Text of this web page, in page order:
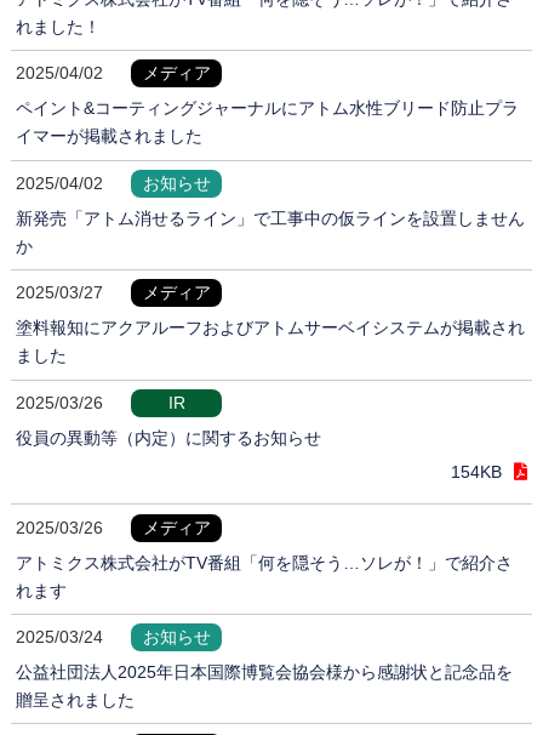
れました！
2025/04/02
メディア
ペイント&コーティングジャーナルにアトム水性ブリード防止プラ
イマーが掲載されました
2025/04/02
お知らせ
新発売「アトム消せるライン」で工事中の仮ラインを設置しません
か
2025/03/27
メディア
塗料報知にアクアルーフおよびアトムサーベイシステムが掲載され
ました
2025/03/26
IR
役員の異動等（内定）に関するお知らせ
154KB
2025/03/26
メディア
アトミクス株式会社がTV番組「何を隠そう…ソレが！」で紹介さ
れます
2025/03/24
お知らせ
公益社団法人2025年日本国際博覧会協会様から感謝状と記念品を
贈呈されました